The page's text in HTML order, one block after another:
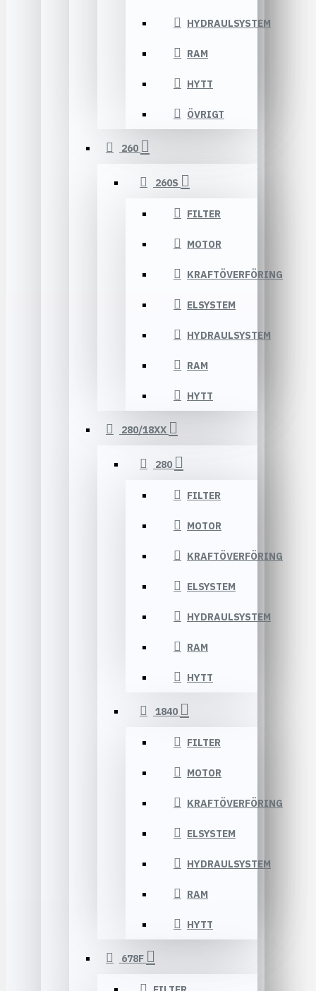
HYDRAULSYSTEM
RAM
HYTT
ÖVRIGT
260
260S
FILTER
MOTOR
KRAFTÖVERFÖRING
ELSYSTEM
HYDRAULSYSTEM
RAM
HYTT
280/18XX
280
FILTER
MOTOR
KRAFTÖVERFÖRING
ELSYSTEM
HYDRAULSYSTEM
RAM
HYTT
1840
FILTER
MOTOR
KRAFTÖVERFÖRING
ELSYSTEM
HYDRAULSYSTEM
RAM
HYTT
678F